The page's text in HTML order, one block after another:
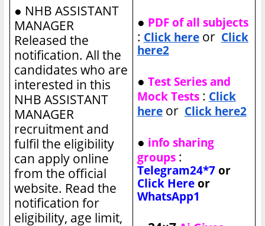
● NHB ASSISTANT
MANAGER
Released the
notification. All the
candidates who are
interested in this
NHB ASSISTANT
MANAGER
recruitment and
fulfil the eligibility
can apply online
from the official
website. Read the
notification for
eligibility, age limit,
● PDF of all subjects
: Click hereor Click
here2
● Test Series and
Mock Tests: Click
hereor Click here2
● info sharing
groups:
Telegram24*7 or
Click Here or
WhatsApp1